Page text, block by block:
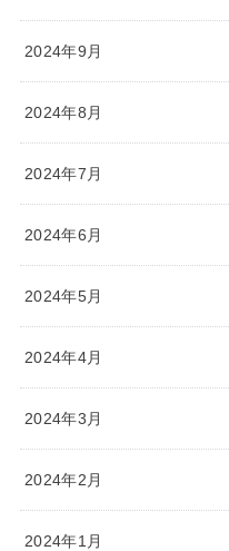
2024年9月
2024年8月
2024年7月
2024年6月
2024年5月
2024年4月
2024年3月
2024年2月
2024年1月